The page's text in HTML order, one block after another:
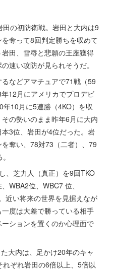
の初防衛戦。岩田と大内は9
奪って8回判定勝ちを収めて
田、雪辱と悲願の王座獲得
速い攻防が見られそうだ。
などアマチュアで71戦（59
12月にアメリカでプロデビ
10月に5連勝（4KO）を収
の勢いのまま昨年6月に大内
3位、岩田が4位だった。岩
奪い、78対73（二者）、79
、芝力人（真正）を9回TKO
WBA2位、WBC7 位、
近い将来の世界を見据えなが
度は大差で勝っている相手
ションを置くのか心理面で
大内は、足かけ20年のキャ
ぞれ岩田の6倍以上、5倍以